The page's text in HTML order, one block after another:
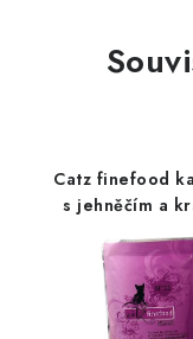
Catz finefood
s jehněčím a
masem 85